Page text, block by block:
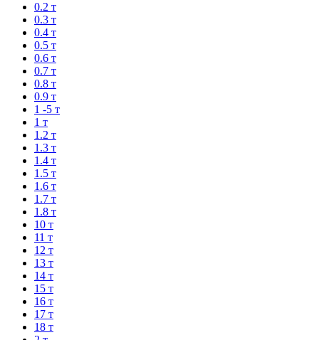
0.2 т
0.3 т
0.4 т
0.5 т
0.6 т
0.7 т
0.8 т
0.9 т
1 -5 т
1 т
1.2 т
1.3 т
1.4 т
1.5 т
1.6 т
1.7 т
1.8 т
10 т
11 т
12 т
13 т
14 т
15 т
16 т
17 т
18 т